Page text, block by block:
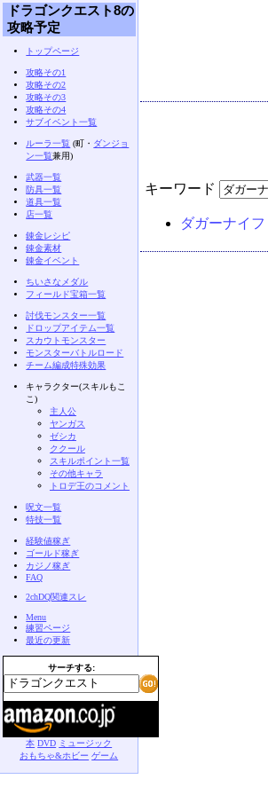
キーワード
ダガーナイフ
ドラゴンクエスト8の
攻略予定
トップページ
攻略その1
攻略その2
攻略その3
攻略その4
サブイベント一覧
ルーラ一覧 (町・ ダンジョ
ン一覧兼用)
武器一覧
防具一覧
道具一覧
店一覧
錬金レシピ
錬金素材
錬金イベント
ちいさなメダル
フィールド宝箱一覧
討伐モンスター一覧
ドロップアイテム一覧
スカウトモンスター
モンスターバトルロード
チーム編成特殊効果
キャラクター(スキルもこ
こ)
主人公
ヤンガス
ゼシカ
ククール
スキルポイント一覧
その他キャラ
トロデ王のコメント
呪文一覧
特技一覧
経験値稼ぎ
ゴールド稼ぎ
カジノ稼ぎ
FAQ
2chDQ関連スレ
Menu
練習ページ
最近の更新
サーチする:
本 DVD ミュージック
おもちゃ&ホビー ゲーム